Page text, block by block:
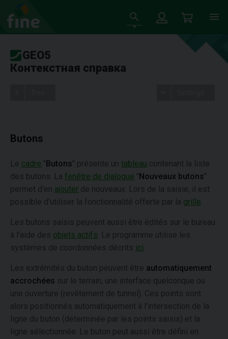
GEO5
Контекстная справка
Butons
Le cadre "Butons" présente un tableau contenant la liste
des butons. La fenêtre de dialogue "Nouveaux butons"
permet d'en ajouter de nouveaux. Lors de la saisie, il est
possible d'utiliser la fonctionnalité offerte par la grille
Les butons saisis peuvent aussi être édités sur le bureau
à l'aide des objets actifs . Le programme utilise les
systèmes de coordonnées décrits ici
Les extrémités du buton peuvent être automatiquement
accrochées sur le terrain, une interface quelconque ou
une ouverture (revêtement de tunnel). Ces points sont
alors positionnés automatiquement à l'intersection de la
ligne du buton (déterminée par les points saisis) et la
ligne sélectionnée. Le buton peut aussi être défini en